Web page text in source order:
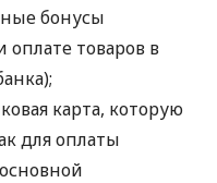
бонусы
товаров в
карта, которую
для оплаты